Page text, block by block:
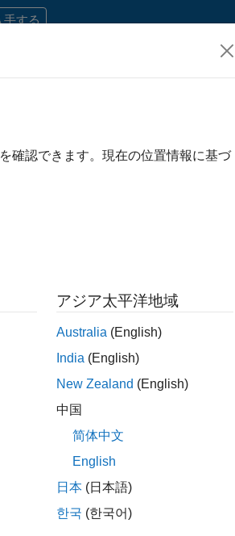
手する
ス オペレーション
を見つけるには、所在地を指定して
equip you with essential sales skills
確認できます。現在の位置情報に基づ
アジア太平洋地域
Australia (English)
India (English)
New Zealand (English)
中国
简体中文
English
日本 (日本語)
한국 (한국어)